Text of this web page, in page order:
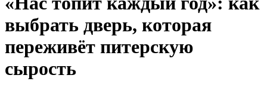
выбрать дверь, которая
переживёт питерскую
сырость